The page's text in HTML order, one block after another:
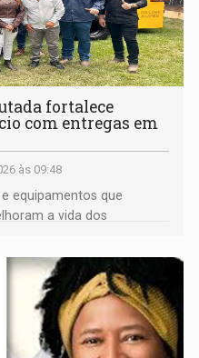
fortalece
com entregas em
às 09:48
equipamentos que
a vida dos